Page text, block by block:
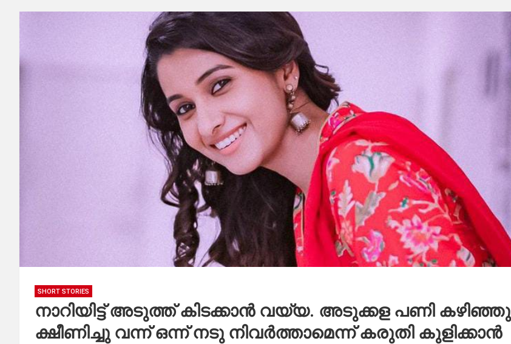
SHORT STORIES
നാറിയിട്ട് അടുത്ത് കിടക്കാൻ വയ്യ. അടുക്കള പണി കഴിഞ്ഞു
ക്ഷീണിച്ചു വന്ന് ഒന്ന് നടു നിവർത്താമെന്ന് കരുതി കുളിക്കാൻ